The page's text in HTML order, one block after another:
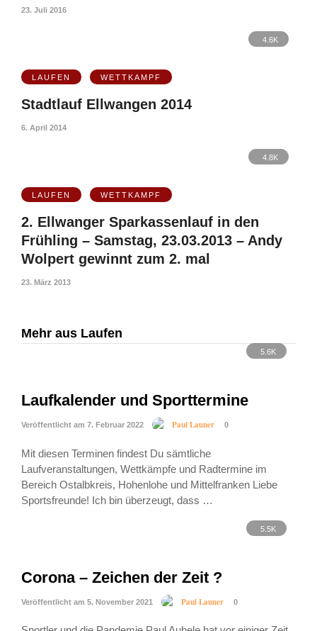
23. Juli 2016
4.6K
LAUFEN WETTKAMPF
Stadtlauf Ellwangen 2014
6. April 2014
4.8K
LAUFEN WETTKAMPF
2. Ellwanger Sparkassenlauf in den
Frühling – Samstag, 23.03.2013 – Andy
Wolpert gewinnt zum 2. mal
23. März 2013
Mehr aus Laufen
5.6K
Laufkalender und Sporttermine
Veröffentlicht am 7. Februar 2022 Paul Launer 0
Mit diesen Terminen findest Du sämtliche
Laufveranstaltungen, Wettkämpfe und Radtermine im
Bereich Ostalbkreis, Hohenlohe und Mittelfranken Liebe
Sportsfreunde! Ich bin überzeugt, dass …
5.5K
Corona – Zeichen der Zeit ?
Veröffentlicht am 5. November 2021 Paul Launer 0